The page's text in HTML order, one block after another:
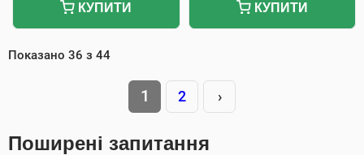
КУПИТИ КУПИТИ
Показано 36 з 44
1 2 ›
Поширені запитання